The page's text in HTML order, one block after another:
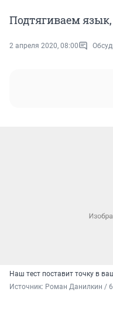
Подтягиваем
2 апреля 2020, 08:00
Наш тест поставит точку в
Источник: Роман Данилкин /